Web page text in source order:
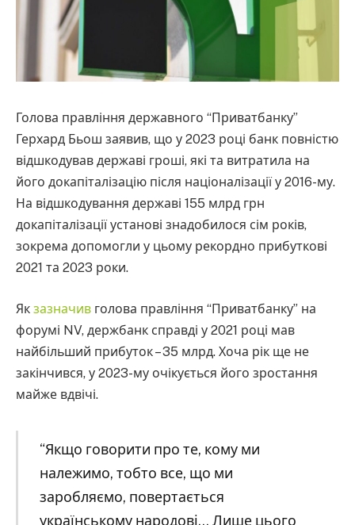
Голова правління державного “Приватбанку”
Герхард Бьош заявив, що у 2023 році банк повністю
відшкодував державі гроші, які та витратила на
його докапіталізацію після націоналізації у 2016-му.
На відшкодування державі 155 млрд грн
докапіталізації установі знадобилося сім років,
зокрема допомогли у цьому рекордно прибуткові
2021 та 2023 роки.
Як зазначив голова правління “Приватбанку” на
форумі NV, держбанк справді у 2021 році мав
найбільший прибуток – 35 млрд. Хоча рік ще не
закінчився, у 2023-му очікується його зростання
майже вдвічі.
“Якщо говорити про те, кому ми
належимо, тобто все, що ми
заробляємо, повертається
українському народові… Лише цього